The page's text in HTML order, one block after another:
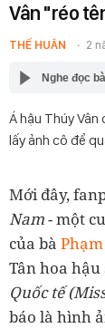
Vân "réo
THẾ HUÂN 2
Nghe đọc
Á hậu Thúy
lấy ảnh cô để
Mới đây,
Nam- một
của bà
Tân hoa
Quốc tế
báo là hình